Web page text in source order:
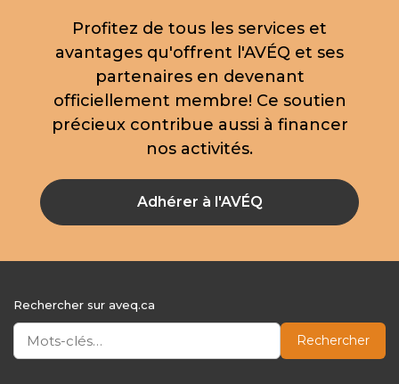
Profitez de tous les services et
avantages qu'offrent l'AVÉQ et ses
partenaires en devenant
officiellement membre! Ce soutien
précieux contribue aussi à financer
nos activités.
Adhérer à l'AVÉQ
Rechercher sur aveq.ca
Rechercher